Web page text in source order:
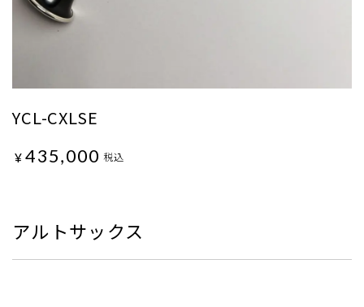
YCL-CXLSE
¥ 435,000 税込
アルトサックス